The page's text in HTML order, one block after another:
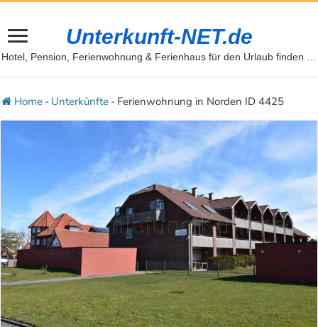
Unterkunft-NET.de
Hotel, Pension, Ferienwohnung & Ferienhaus für den Urlaub finden …
Home - Unterkünfte - Ferienwohnung in Norden ID 4425